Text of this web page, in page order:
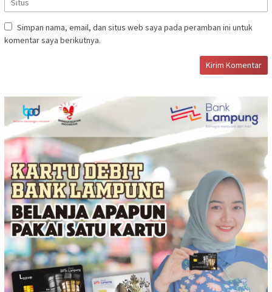
Simpan nama, email, dan situs web saya pada peramban ini untuk
komentar saya berikutnya.